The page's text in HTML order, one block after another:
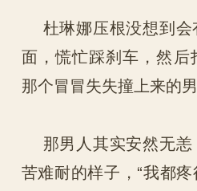
杜琳娜压根没想到会
面，慌忙踩刹车，然后
那个冒冒失失撞上来的
那男人其实安然无恙
苦难耐的样子，“我都